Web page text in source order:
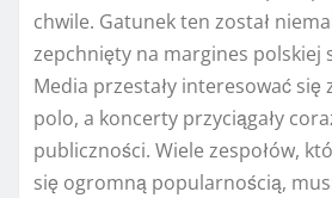
chwile. Gatunek ten został
zepchnięty na margines polskiej
Media przestały interesować się
polo, a koncerty przyciągały
publiczności. Wiele zespołów,
się ogromną popularnością,